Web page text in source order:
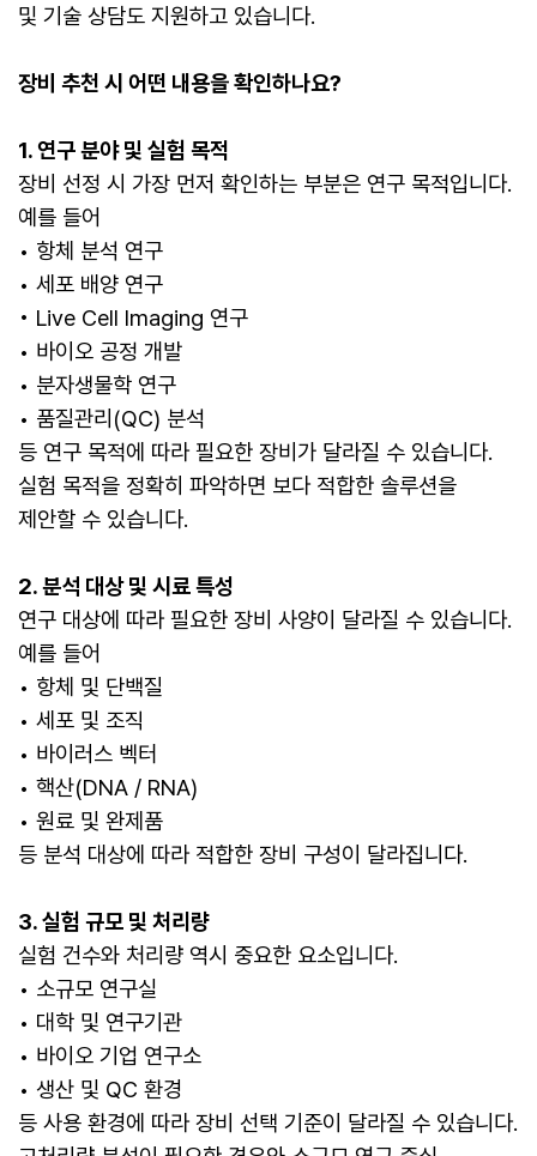
및 기술 상담도 지원하고 있습니다.
장비 추천 시 어떤 내용을 확인하나요?
1. 연구 분야 및 실험 목적
장비 선정 시 가장 먼저 확인하는 부분은 연구 목적입니다.
예를 들어
• 항체 분석 연구
• 세포 배양 연구
• Live Cell Imaging 연구
• 바이오 공정 개발
• 분자생물학 연구
• 품질관리(QC) 분석
등 연구 목적에 따라 필요한 장비가 달라질 수 있습니다.
실험 목적을 정확히 파악하면 보다 적합한 솔루션을
제안할 수 있습니다.
2. 분석 대상 및 시료 특성
연구 대상에 따라 필요한 장비 사양이 달라질 수 있습니다.
예를 들어
• 항체 및 단백질
• 세포 및 조직
• 바이러스 벡터
• 핵산(DNA / RNA)
• 원료 및 완제품
등 분석 대상에 따라 적합한 장비 구성이 달라집니다.
3. 실험 규모 및 처리량
실험 건수와 처리량 역시 중요한 요소입니다.
• 소규모 연구실
• 대학 및 연구기관
• 바이오 기업 연구소
• 생산 및 QC 환경
등 사용 환경에 따라 장비 선택 기준이 달라질 수 있습니다.